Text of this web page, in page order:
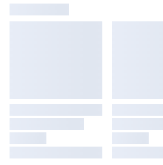
Panorama Glasdach
Elektronisches Stabilitätsprogramm
elektr. Sitzverstellung
Sitzheizung
Einparkhilfe hi. + vo.
Lenkradheizung
Beifahrer Airbag